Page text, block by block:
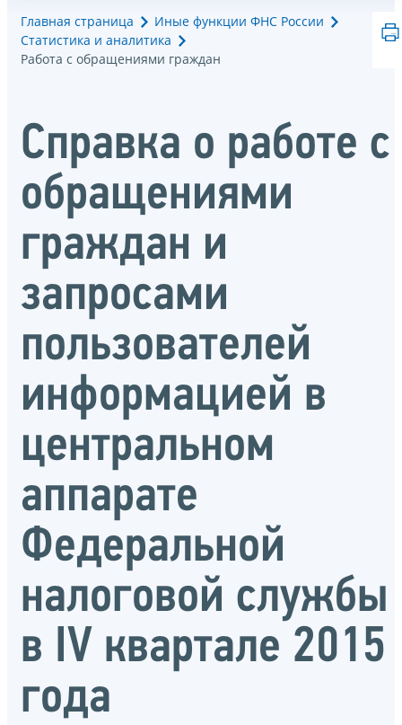
Главная страница
Иные функции ФНС России
Статистика и аналитика
Работа с обращениями граждан
Справка о работе с
обращениями
граждан и
запросами
пользователей
информацией в
центральном
аппарате
Федеральной
налоговой службы
в IV квартале 2015
года